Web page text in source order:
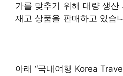
가를 맞추기 위해 대량 생
재고 상품을 판매하고 있습
아래 “국내여행 Korea